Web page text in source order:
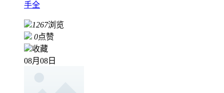
手全
1267浏览
0点赞
收藏
08月08日